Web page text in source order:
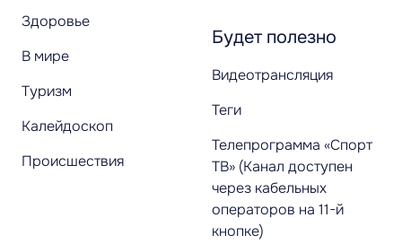
Здоровье
В мире
Туризм
Калейдоскоп
Происшествия
Будет полезно
Видеотрансляция
Теги
Телепрограмма «Спорт
ТВ» (Канал доступен
через кабельных
операторов на 11-й
кнопке)